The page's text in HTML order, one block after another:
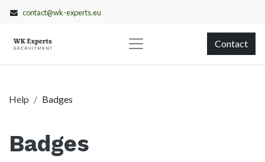
contact@wk-experts.eu
Contact
Help Badges
Badges